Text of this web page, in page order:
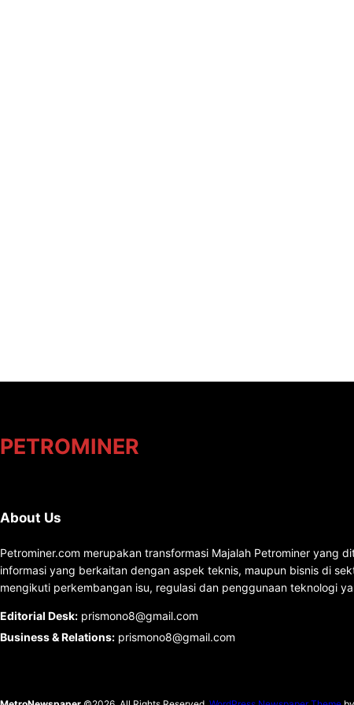
PETROMINER
About Us
Petrominer.com merupakan transformasi Majalah Petrominer yang
informasi yang berkaitan dengan aspek teknis, maupun bisnis di
mengikuti perkembangan isu, regulasi dan penggunaan teknologi
Editorial Desk: prismono8@gmail.com
Business & Relations: prismono8@gmail.com